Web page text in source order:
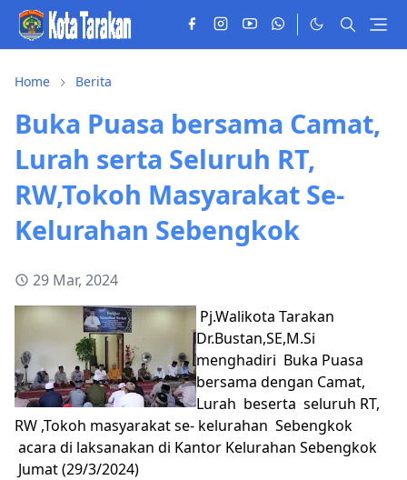
Home Berita
Buka Puasa bersama Camat,
Lurah serta Seluruh RT,
RW,Tokoh Masyarakat Se-
Kelurahan Sebengkok
29 Mar, 2024
Pj.Walikota Tarakan
Dr.Bustan,SE,M.Si
menghadiri Buka Puasa
bersama dengan Camat,
Lurah beserta seluruh RT,
RW ,Tokoh masyarakat se- kelurahan Sebengkok
acara di laksanakan di Kantor Kelurahan Sebengkok
Jumat (29/3/2024)